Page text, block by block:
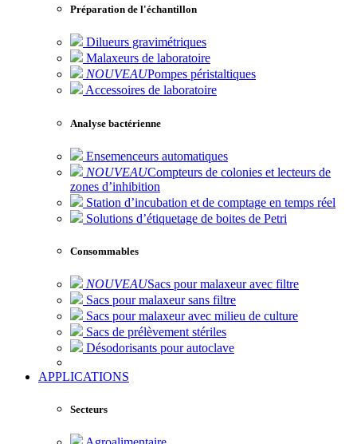
Préparation de l'échantillon
Dilueurs gravimétriques
Malaxeurs de laboratoire
NOUVEAUPompes péristaltiques
Accessoires de laboratoire
Analyse bactérienne
Ensemenceurs automatiques
NOUVEAUCompteurs de colonies et lecteurs de
zones d’inhibition
Station d’incubation et de comptage en temps réel
Solutions d’étiquetage de boites de Petri
Consommables
NOUVEAUSacs pour malaxeur avec filtre
Sacs pour malaxeur sans filtre
Sacs pour malaxeur avec milieu de culture
Sacs de prélèvement stériles
Désodorisants pour autoclave
APPLICATIONS
Secteurs